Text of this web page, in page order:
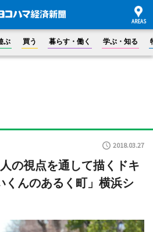
ぶ 買う 暮らす・働く 学ぶ・知る
2018.03.27
の視点を通して描くドキ
くんのあるく町」横浜シ